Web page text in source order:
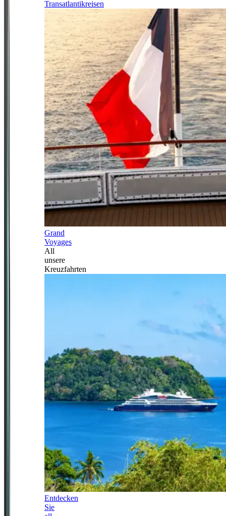
Transatlantikreisen
Grand
Voyages
All
unsere
Kreuzfahrten
Entdecken
Sie